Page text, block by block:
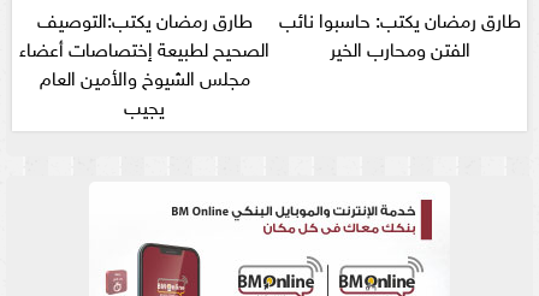
طارق رمضان يكتب: حاسبوا نائب
الفتن ومحارب الخير
طارق رمضان يكتب:التوصيف
الصحيح لطبيعة إختصاصات أعضاء
مجلس الشيوخ والأمين العام
يجيب